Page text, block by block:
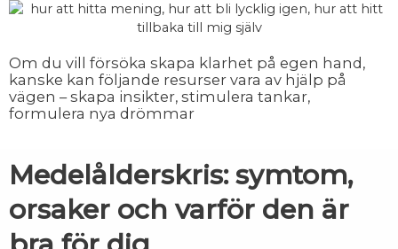
Om du vill försöka skapa klarhet på egen hand,
kanske kan följande resurser vara av hjälp på
vägen – skapa insikter, stimulera tankar,
formulera nya drömmar
Medelålderskris: symtom,
orsaker och varför den är